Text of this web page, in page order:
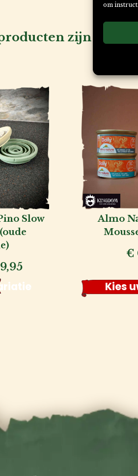
om
zijn ook
Slow
Huidige
prijs
is:
Almo
€
Kies